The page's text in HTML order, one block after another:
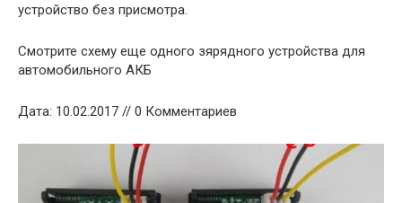
устройство без присмотра.
Смотрите схему еще одного зярядного устройства для
автомобильного АКБ
Дата: 10.02.2017 // 0 Комментариев